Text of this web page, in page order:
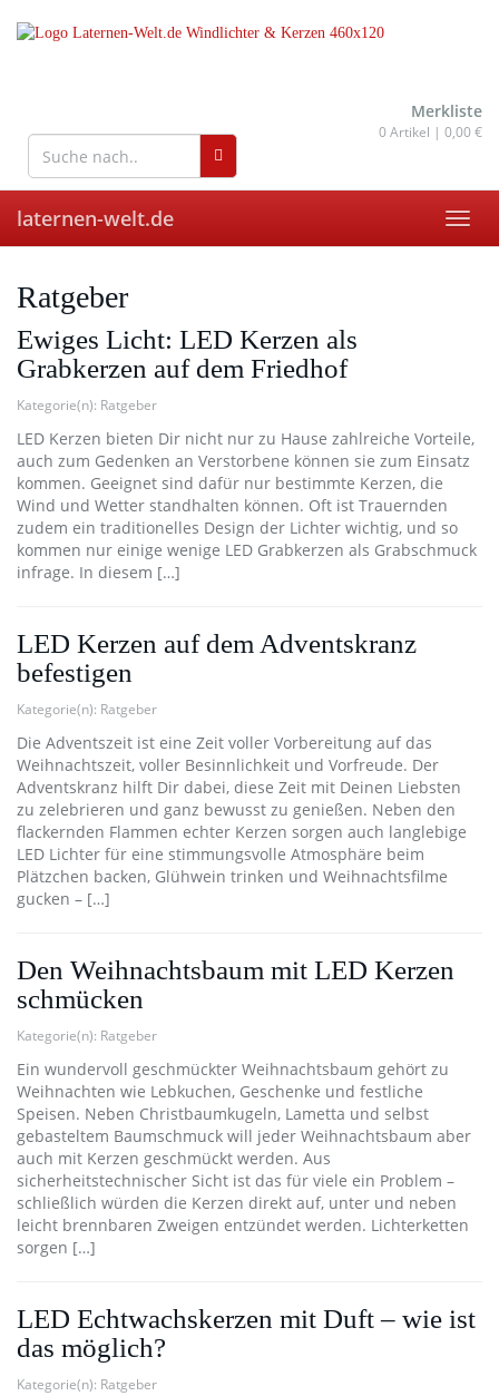
Merkliste
0Artikel | 0,00 €
laternen-welt.de
Ratgeber
Ewiges Licht: LED Kerzen als
Grabkerzen auf dem Friedhof
Kategorie(n): Ratgeber
LED Kerzen bieten Dir nicht nur zu Hause zahlreiche Vorteile,
auch zum Gedenken an Verstorbene können sie zum Einsatz
kommen. Geeignet sind dafür nur bestimmte Kerzen, die
Wind und Wetter standhalten können. Oft ist Trauernden
zudem ein traditionelles Design der Lichter wichtig, und so
kommen nur einige wenige LED Grabkerzen als Grabschmuck
infrage. In diesem […]
LED Kerzen auf dem Adventskranz
befestigen
Kategorie(n): Ratgeber
Die Adventszeit ist eine Zeit voller Vorbereitung auf das
Weihnachtszeit, voller Besinnlichkeit und Vorfreude. Der
Adventskranz hilft Dir dabei, diese Zeit mit Deinen Liebsten
zu zelebrieren und ganz bewusst zu genießen. Neben den
flackernden Flammen echter Kerzen sorgen auch langlebige
LED Lichter für eine stimmungsvolle Atmosphäre beim
Plätzchen backen, Glühwein trinken und Weihnachtsfilme
gucken – […]
Den Weihnachtsbaum mit LED Kerzen
schmücken
Kategorie(n): Ratgeber
Ein wundervoll geschmückter Weihnachtsbaum gehört zu
Weihnachten wie Lebkuchen, Geschenke und festliche
Speisen. Neben Christbaumkugeln, Lametta und selbst
gebasteltem Baumschmuck will jeder Weihnachtsbaum aber
auch mit Kerzen geschmückt werden. Aus
sicherheitstechnischer Sicht ist das für viele ein Problem –
schließlich würden die Kerzen direkt auf, unter und neben
leicht brennbaren Zweigen entzündet werden. Lichterketten
sorgen […]
LED Echtwachskerzen mit Duft – wie ist
das möglich?
Kategorie(n): Ratgeber